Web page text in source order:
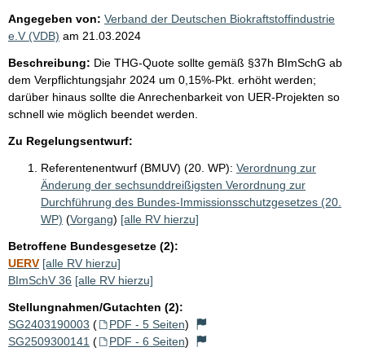
Angegeben von: Verband der Deutschen Biokraftstoffindustrie
e.V (VDB) am 21.03.2024
Beschreibung: Die THG-Quote sollte gemäß §37h BImSchG ab
dem Verpflichtungsjahr 2024 um 0,15%-Pkt. erhöht werden;
darüber hinaus sollte die Anrechenbarkeit von UER-Projekten so
schnell wie möglich beendet werden.
Zu Regelungsentwurf:
Referentenentwurf (BMUV) (20. WP): Verordnung zur
Änderung der sechsunddreißigsten Verordnung zur
Durchführung des Bundes-Immissionsschutzgesetzes (20.
WP) (Vorgang) [alle RV hierzu]
Betroffene Bundesgesetze (2):
UERV [alle RV hierzu]
BImSchV 36 [alle RV hierzu]
Stellungnahmen/Gutachten (2):
SG2403190003 ( PDF - 5 Seiten)
SG2509300141 ( PDF - 6 Seiten)